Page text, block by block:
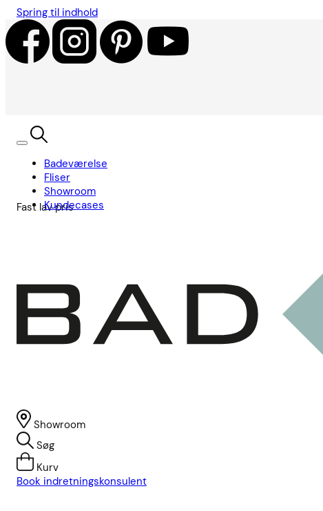
Spring til indhold
Badeværelse
Fliser
Showroom
Kundecases
Showroom
Søg
Kurv
Book indretningskonsulent
Fast lav pris